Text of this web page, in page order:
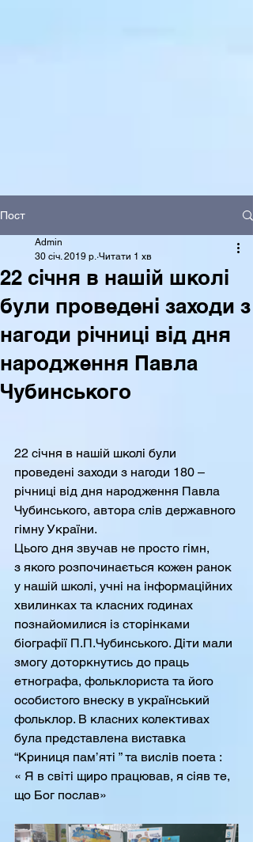
Пост
22 січня в нашій школі
були проведені заходи з
нагоди річниці від дня
народження Павла
Чубинського
Admin
30 січ. 2019 р. Читати 1 хв
22 січня в нашій школі були
проведені заходи з нагоди 180 –
річниці від дня народження Павла
Чубинського, автора слів державного
гімну України.
Цього дня звучав не просто гімн,
з якого розпочинається кожен ранок
у нашій школі, учні на інформаційних
хвилинках та класних годинах
познайомилися із сторінками
біографії П.П.Чубинського. Діти мали
змогу доторкнутись до праць
етнографа, фольклориста та його
особистого внеску в український
фольклор. В класних колективах
була представлена виставка
“Криниця пам’яті ” та вислів поета :
« Я в світі щиро працював, я сіяв те,
що Бог послав»